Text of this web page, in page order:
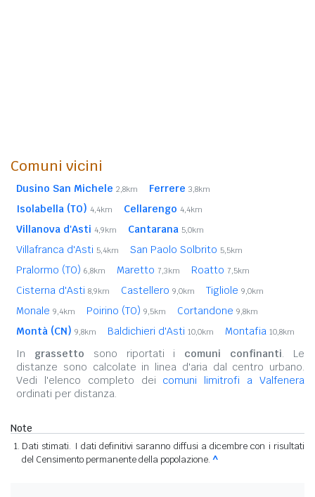
Comuni vicini
Dusino San Michele 2,8km Ferrere 3,8km
Isolabella (TO) 4,4km Cellarengo 4,4km
Villanova d'Asti 4,9km Cantarana 5,0km
Villafranca d'Asti 5,4km San Paolo Solbrito 5,5km
Pralormo (TO) 6,8km Maretto 7,3km Roatto 7,5km
Cisterna d'Asti 8,9km Castellero 9,0km Tigliole 9,0km
Monale 9,4km Poirino (TO) 9,5km Cortandone 9,8km
Montà (CN) 9,8km Baldichieri d'Asti 10,0km Montafia 10,8km
In grassetto sono riportati i comuni confinanti. Le
distanze sono calcolate in linea d'aria dal centro urbano.
Vedi l'elenco completo dei comuni limitrofi a Valfenera
ordinati per distanza.
Note
Dati stimati. I dati definitivi saranno diffusi a dicembre con i risultati
del Censimento permanente della popolazione. ^